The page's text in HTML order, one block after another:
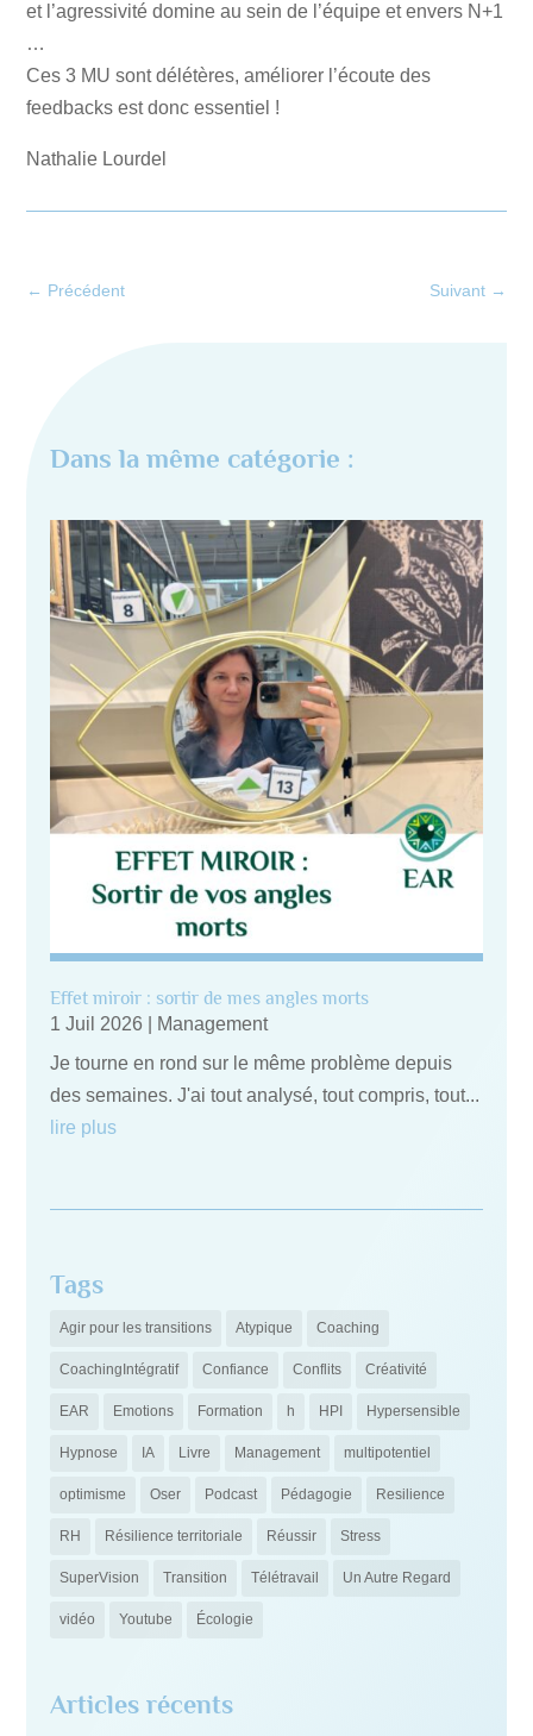
et l’agressivité domine au sein de l’équipe et envers N+1
…
Ces 3 MU sont délétères, améliorer l’écoute des
feedbacks est donc essentiel !
Nathalie Lourdel
← Précédent Suivant→
Dans la même catégorie :
Effet miroir : sortir de mes angles morts
1 Juil 2026
Management
Je tourne en rond sur le même problème depuis
des semaines. J'ai tout analysé, tout compris, tout...
lire plus
Tags
Agir pour les transitions Atypique Coaching
CoachingIntégratif Confiance Conflits Créativité
EAR Emotions Formation h HPI Hypersensible
Hypnose IA Livre Management multipotentiel
optimisme Oser Podcast Pédagogie Resilience
RH Résilience territoriale Réussir Stress
SuperVision Transition Télétravail Un Autre Regard
vidéo Youtube Écologie
Articles récents